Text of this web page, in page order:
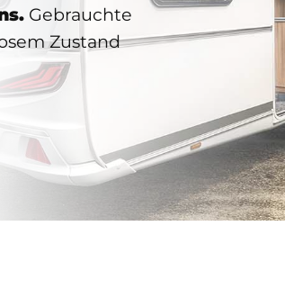
Gebrauchte
Zustand